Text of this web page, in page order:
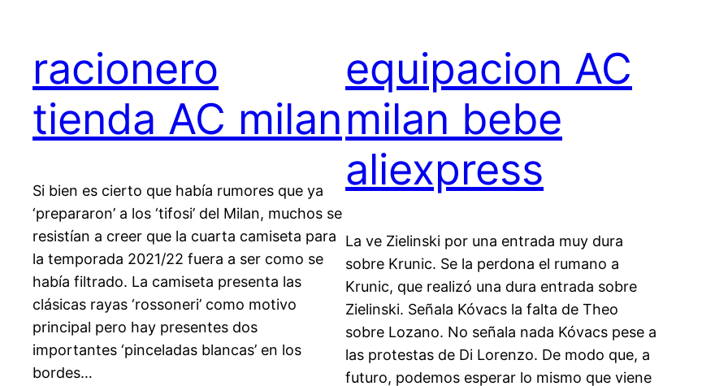
racionero
tienda AC milan
Si bien es cierto que había rumores que ya
‘prepararon’ a los ‘tifosi’ del Milan, muchos se
resistían a creer que la cuarta camiseta para
la temporada 2021/22 fuera a ser como se
había filtrado. La camiseta presenta las
clásicas rayas ‘rossoneri’ como motivo
principal pero hay presentes dos
importantes ‘pinceladas blancas’ en los
bordes…
equipacion AC
milan bebe
aliexpress
La ve Zielinski por una entrada muy dura
sobre Krunic. Se la perdona el rumano a
Krunic, que realizó una dura entrada sobre
Zielinski. Señala Kóvacs la falta de Theo
sobre Lozano. No señala nada Kóvacs pese a
las protestas de Di Lorenzo. De modo que, a
futuro, podemos esperar lo mismo que viene